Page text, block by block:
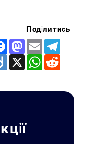
Поділитись
FacebookMastodon
Email
Diigo X WhatsApp